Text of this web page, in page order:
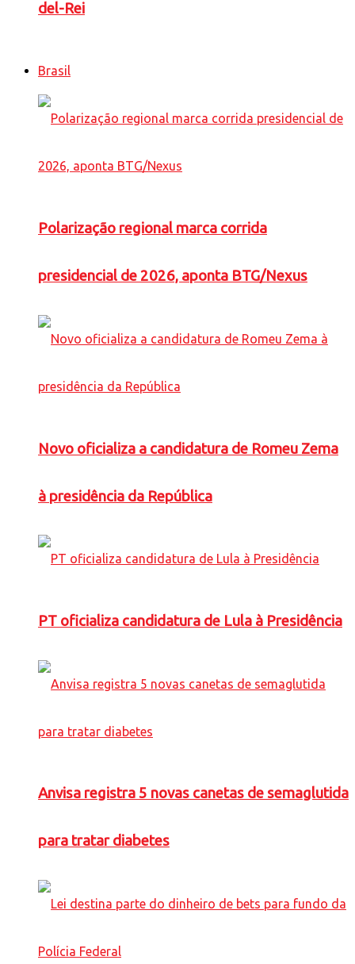
del-Rei
Brasil
Polarização regional marca corrida
presidencial de 2026, aponta BTG/Nexus
Novo oficializa a candidatura de Romeu Zema
à presidência da República
PT oficializa candidatura de Lula à Presidência
Anvisa registra 5 novas canetas de semaglutida
para tratar diabetes